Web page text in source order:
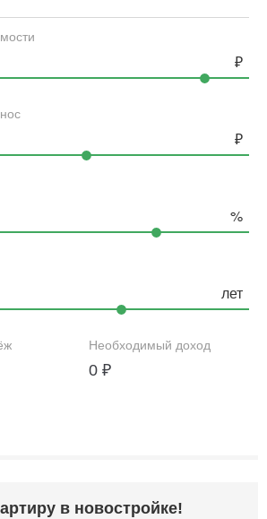
Необходимый доход
0 ₽
в новостройке!